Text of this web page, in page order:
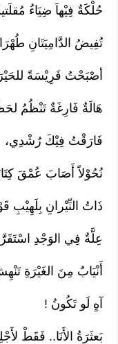
حُلْكَةٌ فِيْهاَ ضِيَاءُ
تُفِيضُ الدَّامِيَتَانِ
أصْبَحْتُ فَرِيْسَةً
هَالَةٌ فَارِغَةٌ تَنْظُمُ
فَارَقْتُ فِيْكَ رُشْدِي،
نُحُوْلاً أَصَابَ عُمْقَ
ذَاتُ النِّيْرانِ بِلَهِيْبِ
عِلَّةٌ فِي الوَجْدِ
أَنْيَابٌ مِنَ الغَيْرَةِ
آهٍ لَو تَكُونُ !
بَعثَرَةُ الأَنَا.. فَقَطْ